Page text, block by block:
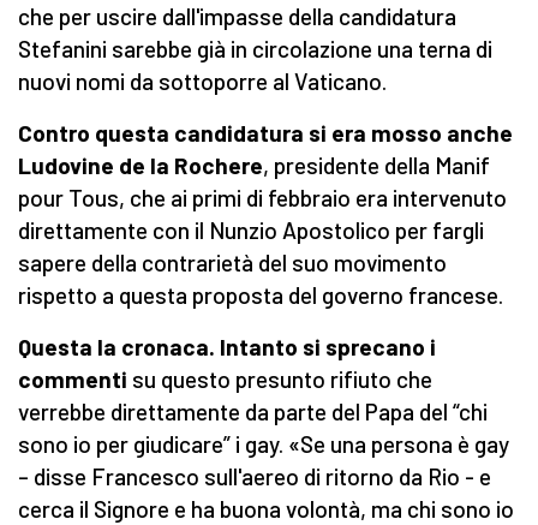
che per uscire dall'impasse della candidatura
Stefanini sarebbe già in circolazione una terna di
nuovi nomi da sottoporre al Vaticano.
Contro questa candidatura si era mosso anche
Ludovine de la Rochere, presidente della Manif
pour Tous, che ai primi di febbraio era intervenuto
direttamente con il Nunzio Apostolico per fargli
sapere della contrarietà del suo movimento
rispetto a questa proposta del governo francese.
Questa la cronaca. Intanto si sprecano i
commenti su questo presunto rifiuto che
verrebbe direttamente da parte del Papa del “chi
sono io per giudicare” i gay. «Se una persona è gay
– disse Francesco sull'aereo di ritorno da Rio - e
cerca il Signore e ha buona volontà, ma chi sono io